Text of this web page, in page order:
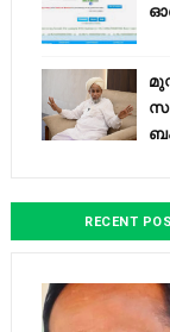
RECENT